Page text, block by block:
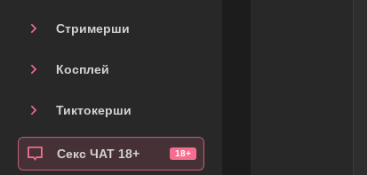
Стримерши
Косплей
Тиктокерши
Секс ЧАТ 18+